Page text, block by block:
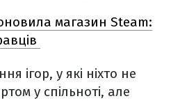
магазин Steam:
ігор, у які ніхто не
у спільноті, але